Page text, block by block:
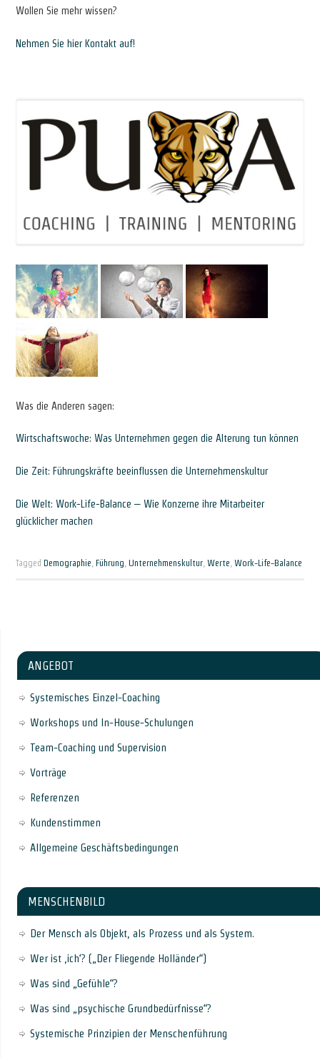
Wollen Sie mehr wissen?
Nehmen Sie hier Kontakt auf!
Was die Anderen sagen:
Wirtschaftswoche: Was Unternehmen gegen die Alterung tun können
Die Zeit: Führungskräfte beeinflussen die Unternehmenskultur
Die Welt: Work-Life-Balance – Wie Konzerne ihre Mitarbeiter
glücklicher machen
Tagged Demographie Führung Unternehmenskultur, Werte Work-Life-Balance
ANGEBOT
Systemisches Einzel-Coaching
Workshops und In-House-Schulungen
Team-Coaching und Supervision
Vorträge
Referenzen
Kundenstimmen
Allgemeine Geschäftsbedingungen
MENSCHENBILD
Der Mensch als Objekt, als Prozess und als System.
Wer ist ‚ich‘? („Der Fliegende Holländer“)
Was sind „Gefühle“?
Was sind „psychische Grundbedürfnisse“?
Systemische Prinzipien der Menschenführung